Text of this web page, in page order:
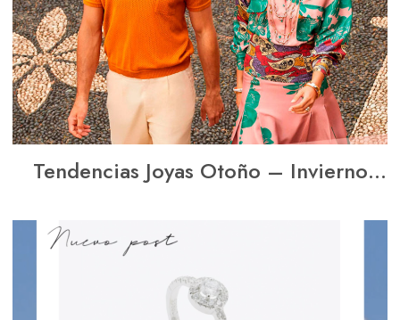
Tendencias Joyas Otoño – Invierno